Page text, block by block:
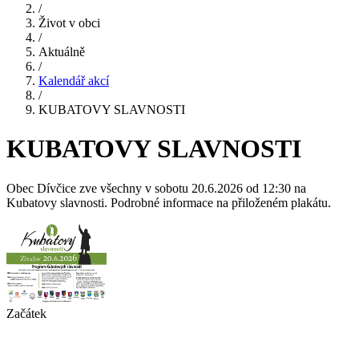
/
Život v obci
/
Aktuálně
/
Kalendář akcí
/
KUBATOVY SLAVNOSTI
KUBATOVY SLAVNOSTI
Obec Dívčice zve všechny v sobotu 20.6.2026 od 12:30 na
Kubatovy slavnosti. Podrobné informace na přiloženém plakátu.
Začátek